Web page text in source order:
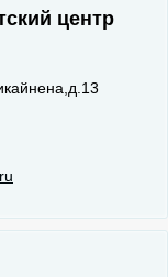
центр